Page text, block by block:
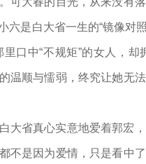
是白大省一生的“镜像对
口中“不规矩”的女人，
温顺与懦弱，终究让她无
大省真心实意地爱着郭宏
不是因为爱情，只是看中